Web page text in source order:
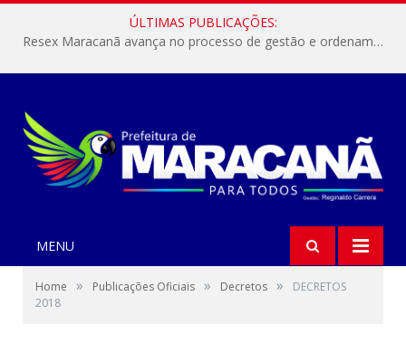
ÚLTIMAS PUBLICAÇÕES:
Resex Maracanã avança no processo de gestão e ordenamento do turismo em nossas áreas protegidas.
MENU
Home » Publicações Oficiais » Decretos »
DECRETOS
2018